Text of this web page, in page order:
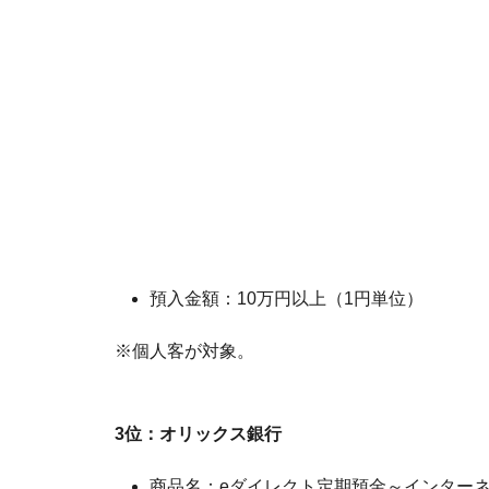
預入金額：10万円以上（1円単位）
※個人客が対象。
3位：オリックス銀行